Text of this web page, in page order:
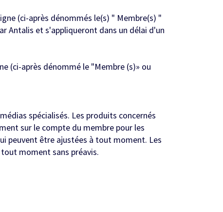
(ci-après dénommés le(s) " Membre(s) "
Antalis et s'appliqueront dans un délai d'un
(ci-après dénommé le "Membre (s)» ou
spécialisés. Les produits concernés
sur le compte du membre pour les
peuvent être ajustées à tout moment. Les
moment sans préavis.